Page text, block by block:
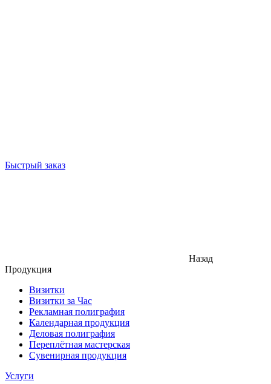
Быстрый заказ
Назад
Продукция
Визитки
Визитки за Час
Рекламная полиграфия
Календарная продукция
Деловая полиграфия
Переплётная мастерская
Сувенирная продукция
Услуги